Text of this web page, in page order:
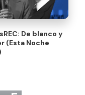
De blanco y
(Esta Noche